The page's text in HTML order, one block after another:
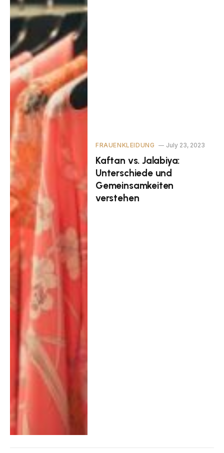
FRAUENKLEIDUNG July 23, 2023
Kaftan vs. Jalabiya:
Unterschiede und
Gemeinsamkeiten
verstehen